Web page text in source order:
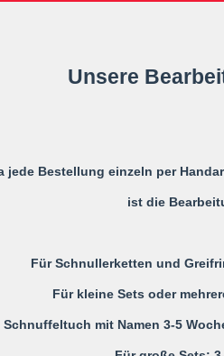
Unsere
jede Bestellung einzeln per
ist die
Für Schnullerketten und
Für kleine Sets oder
Schnuffeltuch mit Namen 3-5